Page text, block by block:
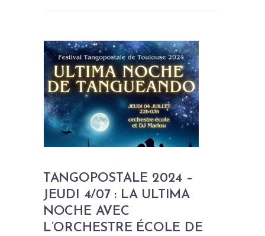
TANGOPOSTALE 2024 –
JEUDI 4/07 : LA ULTIMA
NOCHE AVEC
L’ORCHESTRE ÉCOLE DE